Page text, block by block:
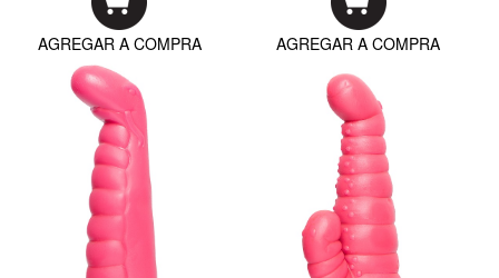
AGREGAR A COMPRA AGREGAR A COMPRA